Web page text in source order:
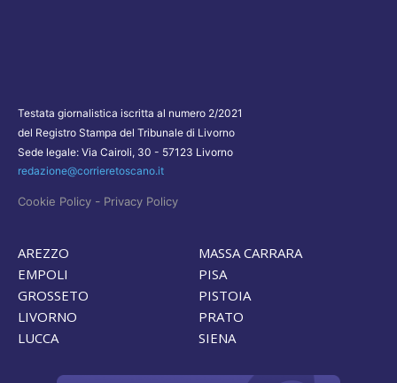
Testata giornalistica iscritta al numero 2/2021
del Registro Stampa del Tribunale di Livorno
Sede legale: Via Cairoli, 30 - 57123 Livorno
redazione@corrieretoscano.it
Cookie Policy - Privacy Policy
AREZZO
EMPOLI
GROSSETO
LIVORNO
LUCCA
MASSA CARRARA
PISA
PISTOIA
PRATO
SIENA